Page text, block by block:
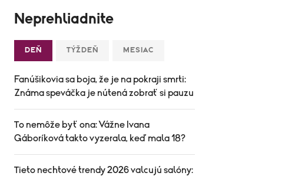
Neprehliadnite
DEŇ TÝŽDEŇ MESIAC
Fanúšikovia sa boja, že je na pokraji smrti:
Známa speváčka je nútená zobrať si pauzu
To nemôže byť ona: Vážne Ivana
Gáboríková takto vyzerala, keď mala 18?
Tieto nechtové trendy 2026 valcujú salóny: